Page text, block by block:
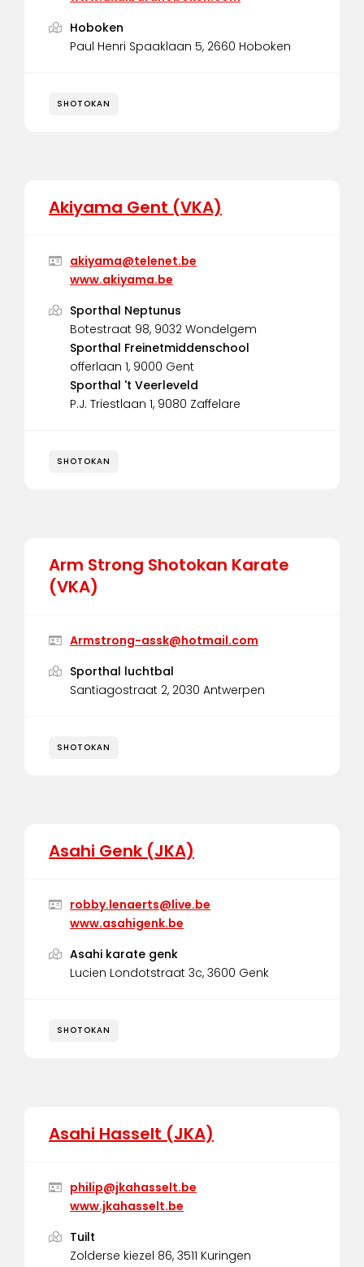
Hoboken
Paul Henri Spaaklaan 5, 2660 Hoboken
SHOTOKAN
Akiyama Gent (VKA)
akiyama@telenet.be
www.akiyama.be
Sporthal Neptunus
Botestraat 98, 9032 Wondelgem
Sporthal Freinetmiddenschool
offerlaan 1, 9000 Gent
Sporthal 't Veerleveld
P.J. Triestlaan 1, 9080 Zaffelare
SHOTOKAN
Arm Strong Shotokan Karate
(VKA)
Armstrong-assk@hotmail.com
Sporthal luchtbal
Santiagostraat 2, 2030 Antwerpen
SHOTOKAN
Asahi Genk (JKA)
robby.lenaerts@live.be
www.asahigenk.be
Asahi karate genk
Lucien Londotstraat 3c, 3600 Genk
SHOTOKAN
Asahi Hasselt (JKA)
philip@jkahasselt.be
www.jkahasselt.be
Tuilt
Zolderse kiezel 86, 3511 Kuringen